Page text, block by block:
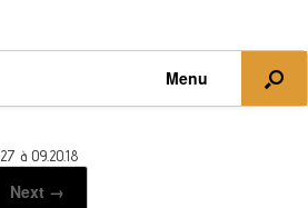
Menu
à 09.20.18
Next →